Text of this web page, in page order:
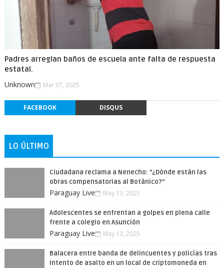
Padres arreglan baños de escuela ante falta de respuesta
estatal.
Unknown Mar 07, 2025
FACEBOOK DISQUS
LO ÚLTIMO
Ciudadana reclama a Nenecho: "¿Dónde están las
obras compensatorias al Botánico?”
Paraguay Live May 13, 2025
Adolescentes se enfrentan a golpes en plena calle
frente a colegio en Asunción
Paraguay Live May 13, 2025
Balacera entre banda de delincuentes y policías tras
intento de asalto en un local de criptomoneda en